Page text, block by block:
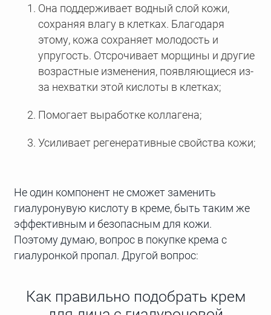
Она поддерживает водный слой кожи,
сохраняя влагу в клетках. Благодаря
этому, кожа сохраняет молодость и
упругость. Отсрочивает морщины и другие
возрастные изменения, появляющиеся из-
за нехватки этой кислоты в клетках;
Помогает выработке коллагена;
Усиливает регенеративные свойства кожи;
Не один компонент не сможет заменить
гиалуронувую кислоту в креме, быть таким же
эффективным и безопасным для кожи.
Поэтому думаю, вопрос в покупке крема с
гиалуронкой пропал. Другой вопрос:
Как правильно подобрать крем